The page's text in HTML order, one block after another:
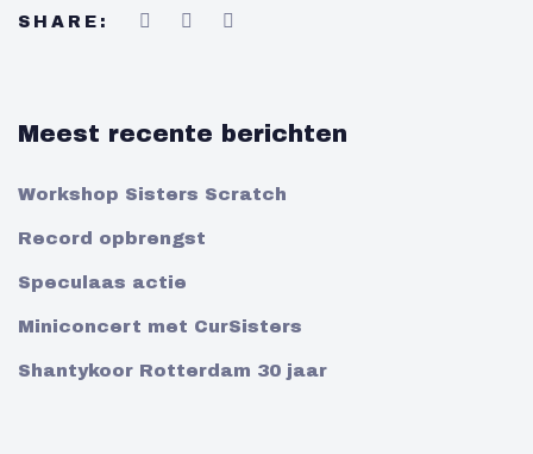
SHARE:
Meest recente berichten
Workshop Sisters Scratch
Record opbrengst
Speculaas actie
Miniconcert met CurSisters
Shantykoor Rotterdam 30 jaar